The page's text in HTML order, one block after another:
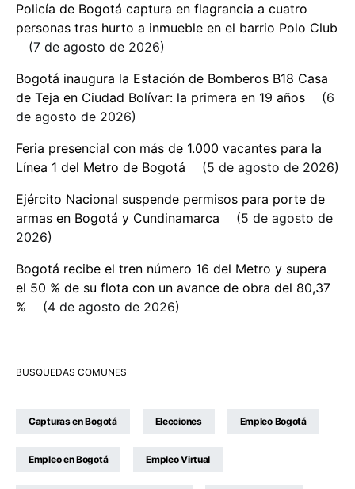
Policía de Bogotá captura en flagrancia a cuatro
personas tras hurto a inmueble en el barrio Polo Club
7 de agosto de 2026
Bogotá inaugura la Estación de Bomberos B18 Casa
de Teja en Ciudad Bolívar: la primera en 19 años
6
de agosto de 2026
Feria presencial con más de 1.000 vacantes para la
Línea 1 del Metro de Bogotá
5 de agosto de 2026
Ejército Nacional suspende permisos para porte de
armas en Bogotá y Cundinamarca
5 de agosto de
2026
Bogotá recibe el tren número 16 del Metro y supera
el 50 % de su flota con un avance de obra del 80,37
%
4 de agosto de 2026
BUSQUEDAS COMUNES
Capturas en Bogotá Elecciones Empleo Bogotá
Empleo en Bogotá Empleo Virtual